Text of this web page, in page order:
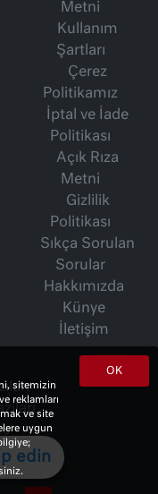
Metni
Kullanım
Şartları
Çerez
Politikamız
İptal ve İade
Politikası
Açık Rıza
Metni
Gizlilik
Politikası
Sıkça Sorulan
Sorular
Hakkımızda
Künye
İletişim
OK
sitemizin
reklamları
ve site
uygun
edin